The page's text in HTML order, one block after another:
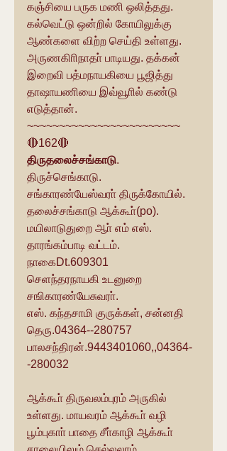
கஞ்சியை பருக மணி ஒலித்தது.
கல்வெட்டு ஒன்றில் கோயிலுக்கு
ஆண்களை விற்ற செய்தி உள்ளது.
அருணகிாிநாதா் பாடியது. தக்கன்
இறைவி பத்மநாயகியை பூஜித்து
தாஷாயணியை இவ்வூாில் கண்டு
எடுத்தான்.
~~~~~~~~~~~~~~~~~~~~~~~~
🔴162🔴
திருதலைச்சங்காடு.
திருச்செங்காடு.
சங்காரண்யேஸ்வரா் திருக்கோயில்.
தலைச்சங்காடு ஆக்கூா்(po).
மயிலாடுதுறை ஆா் எம் எஸ்.
தாரங்கம்பாடி வட்டம்.
நாகைDt.609301
செளந்தரநாயகி உடனுறை
சஙிகாரண்யேசுவரா்.
எஸ். கந்தசாமி குருக்கள், சன்னதி
தெரு.04364--280757
பாலசந்திரன்.9443401060,,04364-
-280032
ஆக்கூா் திருவலம்புரம் அருகில்
உள்ளது. மாயவரம் ஆக்கூா் வழி
பூம்புகாா் பாதை சீா்காழி ஆக்கூா்